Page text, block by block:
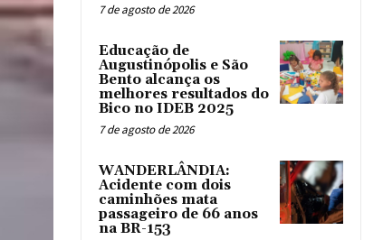
7 de agosto de 2026
Educação de
Augustinópolis e São
Bento alcança os
melhores resultados do
Bico no IDEB 2025
7 de agosto de 2026
WANDERLÂNDIA:
Acidente com dois
caminhões mata
passageiro de 66 anos
na BR-153